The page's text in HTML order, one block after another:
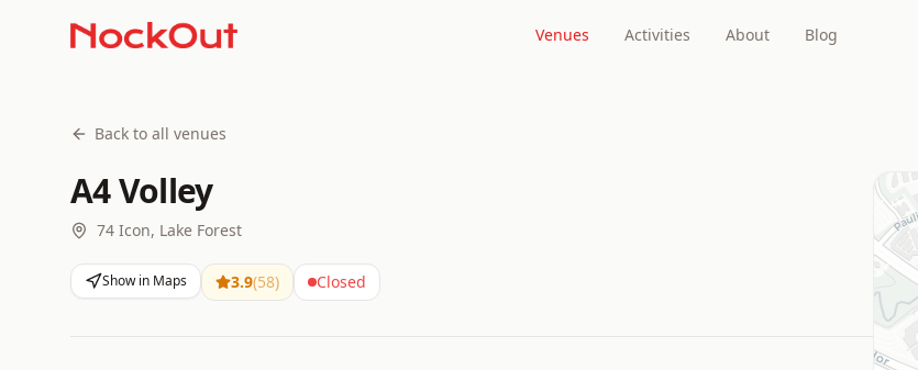
Venues Activities About Blog
Back to all venues
A4 Volley
74 Icon, Lake Forest
Show in Maps 3.9(58) Closed